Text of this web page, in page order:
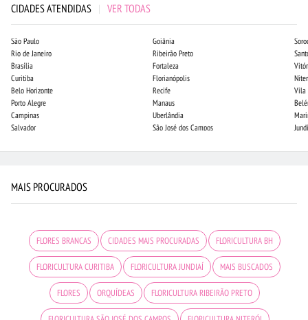
CIDADES ATENDIDAS | VER TODAS
São Paulo
Rio de Janeiro
Brasília
Curitiba
Belo Horizonte
Porto Alegre
Campinas
Salvador
Goiânia
Ribeirão Preto
Fortaleza
Florianópolis
Recife
Manaus
Uberlândia
São José dos Campos
Vila
MAIS PROCURADOS
FLORES BRANCAS CIDADES MAIS PROCURADAS FLORICULTURA BH
FLORICULTURA CURITIBA FLORICULTURA JUNDIAÍ MAIS BUSCADOS
FLORES ORQUÍDEAS FLORICULTURA RIBEIRÃO PRETO